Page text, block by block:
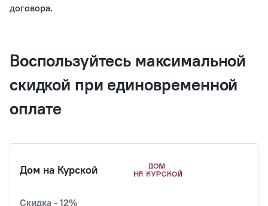
договора.
Воспользуйтесь максимальной
скидкой при единовременной
оплате
Дом на Курской
Скидка - 12%